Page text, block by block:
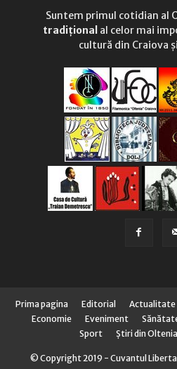
Suntem primul cotidian al
tradițional al celor mai
cultură din Craiova
Prima pagina Editorial Actualitate
Economie
Eveniment
Sport
Știri din Oltenia
© Copyright 2019 - Cuvantul